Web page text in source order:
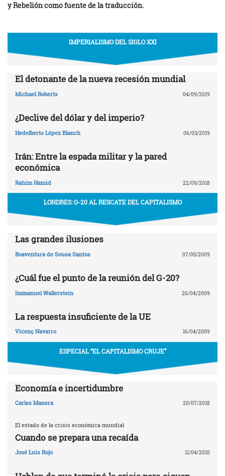
y Rebelión como fuente de la traducción.
IMPERIALISMO DEL SIGLO XXI
El detonante de la nueva recesión mundial
Michael Roberts 04/09/2019
¿Declive del dólar y del imperio?
Hedelberto López Blanch 06/03/2019
Irán: Entre la espada militar y la pared
económica
Rahim Hamid 22/09/2018
LONDRES: G-20 AL RESCATE DEL CAPITALISMO
Las grandes ilusiones
Boaventura de Sousa Santos 07/05/2009
¿Cuál fue el punto de la reunión del G-20?
Immanuel Wallerstein 26/04/2009
La respuesta insuficiente de la UE
Vicenç Navarro 16/04/2009
ESPECIAL “EL CAPITALISMO CRUJE”
Economía e incertidumbre
Carles Manera 20/07/2018
El estado de la crisis económica mundial
Cuando se prepara una recaída
José Luis Rojo 11/04/2010